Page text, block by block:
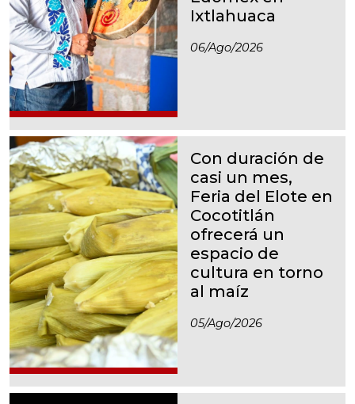
Ixtlahuaca
06/ago/2026
Con duración de
casi un mes,
Feria del Elote en
Cocotitlán
ofrecerá un
espacio de
cultura en torno
al maíz
05/ago/2026